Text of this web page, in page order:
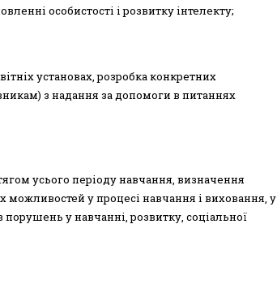
особистості і розвитку інтелекту;
установах, розробка конкретних
з надання за допомоги в питаннях
усього періоду навчання, визначення
можливостей у процесі навчання і виховання, у
у навчанні, розвитку, соціальної